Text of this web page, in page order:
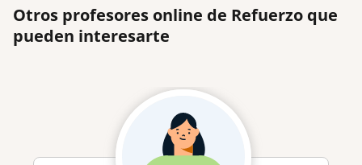
Otros profesores online de Refuerzo que
pueden interesarte